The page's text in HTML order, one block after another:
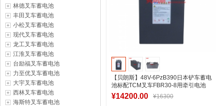
林德叉车蓄电池
丰田叉车蓄电池
小松叉车蓄电池
现代叉车蓄电池
龙工叉车蓄电池
江淮叉车蓄电池
台励福叉车蓄电池
力至优叉车蓄电池
大宇叉车蓄电池
西林叉车蓄电池
海斯特叉车蓄电池
【贝朗斯】48V-6PzB390日本铲车蓄电
池标配TCM叉车FBR30-8用牵引电池
¥14200.00 ¥16300